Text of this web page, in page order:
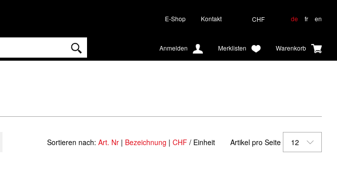
CHF de fr en
E-Shop Kontakt
Warenkorb
Merklisten
Anmelden
Artikel pro Seite 12
Sortieren nach: Art. Nr | Bezeichnung | CHF / Einheit